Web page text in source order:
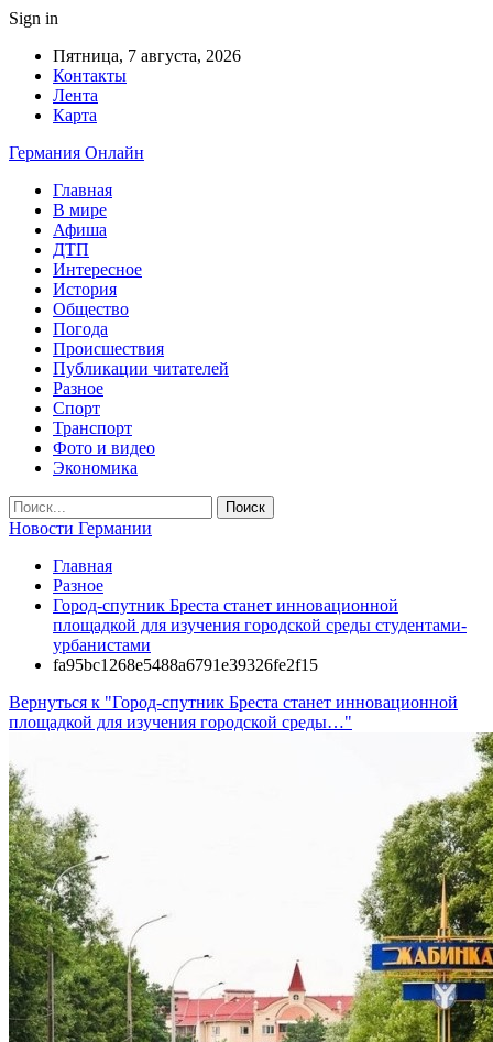
Sign in
Пятница, 7 августа, 2026
Контакты
Лента
Карта
Германия Онлайн
Главная
В мире
Афиша
ДТП
Интересное
История
Общество
Погода
Происшествия
Публикации читателей
Разное
Спорт
Транспорт
Фото и видео
Экономика
Новости Германии
Главная
Разное
Город-спутник Бреста станет инновационной
площадкой для изучения городской среды студентами-
урбанистами
fa95bc1268e5488a6791e39326fe2f15
Вернуться к "Город-спутник Бреста станет инновационной
площадкой для изучения городской среды…"